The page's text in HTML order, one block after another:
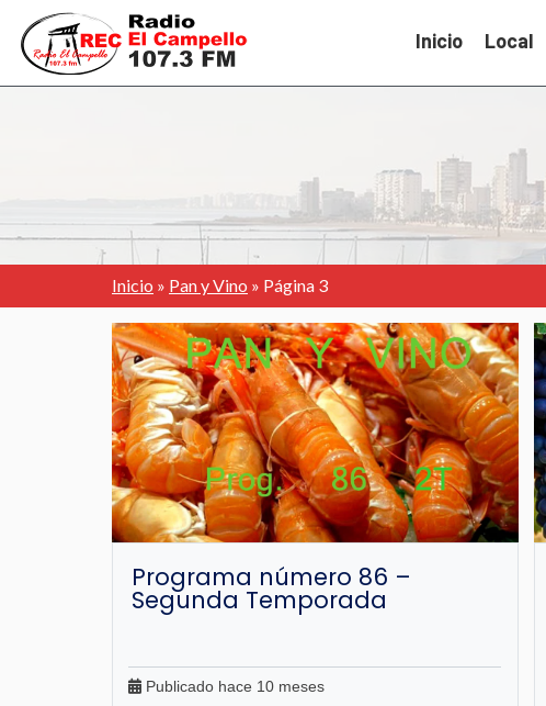
Inicio Local
Inicio » Pan y Vino » Página 3
Programa número 86 –
Segunda Temporada
Publicado hace 10 meses